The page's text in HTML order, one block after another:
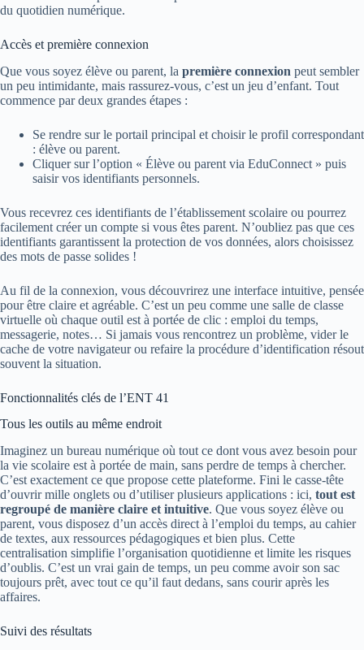
du quotidien numérique.
Accès et première connexion
Que vous soyez élève ou parent, la première connexion peut sembler
un peu intimidante, mais rassurez-vous, c’est un jeu d’enfant. Tout
commence par deux grandes étapes :
Se rendre sur le portail principal et choisir le profil correspondant
: élève ou parent.
Cliquer sur l’option « Élève ou parent via EduConnect » puis
saisir vos identifiants personnels.
Vous recevrez ces identifiants de l’établissement scolaire ou pourrez
facilement créer un compte si vous êtes parent. N’oubliez pas que ces
identifiants garantissent la protection de vos données, alors choisissez
des mots de passe solides !
Au fil de la connexion, vous découvrirez une interface intuitive, pensée
pour être claire et agréable. C’est un peu comme une salle de classe
virtuelle où chaque outil est à portée de clic : emploi du temps,
messagerie, notes… Si jamais vous rencontrez un problème, vider le
cache de votre navigateur ou refaire la procédure d’identification résout
souvent la situation.
Fonctionnalités clés de l’ENT 41
Tous les outils au même endroit
Imaginez un bureau numérique où tout ce dont vous avez besoin pour
la vie scolaire est à portée de main, sans perdre de temps à chercher.
C’est exactement ce que propose cette plateforme. Fini le casse-tête
d’ouvrir mille onglets ou d’utiliser plusieurs applications : ici, tout est
regroupé de manière claire et intuitive. Que vous soyez élève ou
parent, vous disposez d’un accès direct à l’emploi du temps, au cahier
de textes, aux ressources pédagogiques et bien plus. Cette
centralisation simplifie l’organisation quotidienne et limite les risques
d’oublis. C’est un vrai gain de temps, un peu comme avoir son sac
toujours prêt, avec tout ce qu’il faut dedans, sans courir après les
affaires.
Suivi des résultats